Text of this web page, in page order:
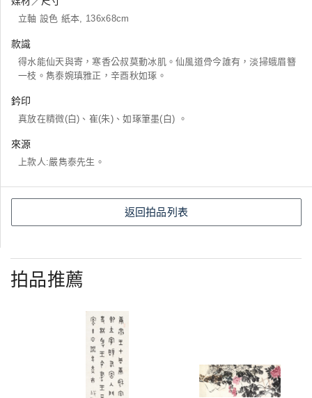
立軸 設色 紙本, 136x68cm
款識
得水能仙天與寄，寒香公叔莫動冰肌。仙風道骨今誰有，淡掃蛾眉簪
一枝。雋泰婉瑱雅正，辛酉秋如琢。
鈐印
真放在精微(白)、崔(朱)、如琢筆墨(白) 。
來源
上款人:嚴雋泰先生。
返回拍品列表
拍品推薦